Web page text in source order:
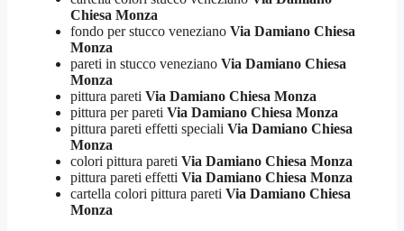
Chiesa Monza
fondo per stucco veneziano Via Damiano Chiesa
Monza
pareti in stucco veneziano Via Damiano Chiesa
Monza
pittura pareti Via Damiano Chiesa Monza
pittura per pareti Via Damiano Chiesa Monza
pittura pareti effetti speciali Via Damiano Chiesa
Monza
colori pittura pareti Via Damiano Chiesa Monza
pittura pareti effetti Via Damiano Chiesa Monza
cartella colori pittura pareti Via Damiano Chiesa
Monza